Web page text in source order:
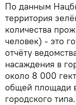
По данным
территория
количества
человек) - это
отчёту
насаждения в
около 8 000
общей площади
городского типа.